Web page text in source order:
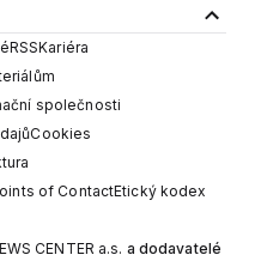
RSSKariéra
společnosti
Cookies
of ContactEtický kodex
CENTER a.s. a dodavatelé